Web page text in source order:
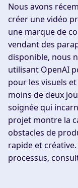
Nous avons
créer une vidéo
une marque de
vendant des
disponible, nous
utilisant OpenAI
pour les visuels
moins de deux
soignée qui
projet montre la
obstacles de
rapide et
processus,